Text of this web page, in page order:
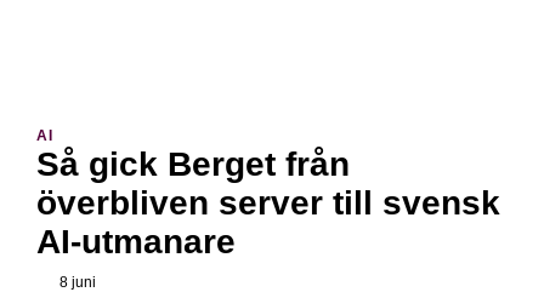
AI
Så gick Berget från
överbliven server till svensk
AI-utmanare
8 juni